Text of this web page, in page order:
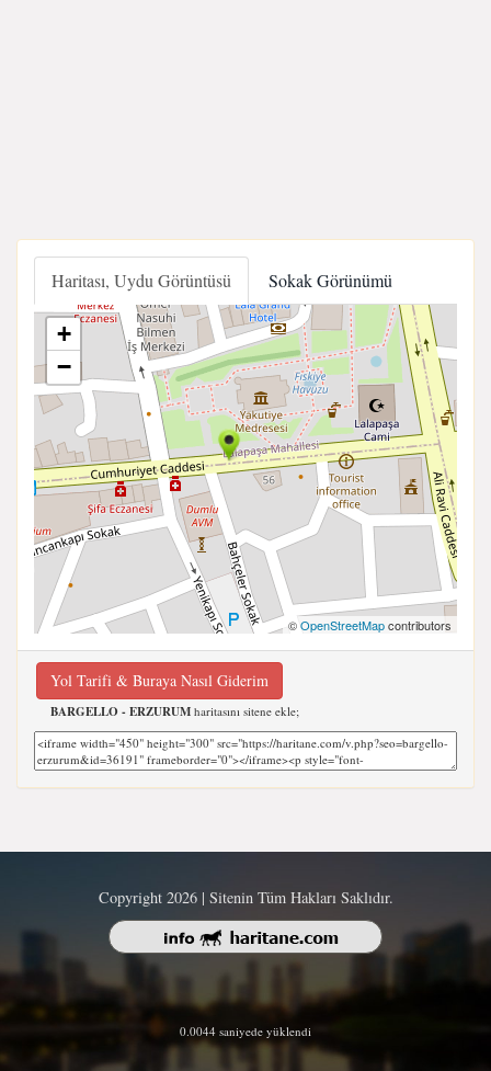
Haritası, Uydu Görüntüsü Sokak Görünümü
+
−
©OpenStreetMapcontributors
Yol Tarifi & Buraya Nasıl Giderim
BARGELLO - ERZURUM haritasını sitene ekle;
Copyright 2026 | Sitenin Tüm Hakları Saklıdır.
0.0044 saniyede yüklendi